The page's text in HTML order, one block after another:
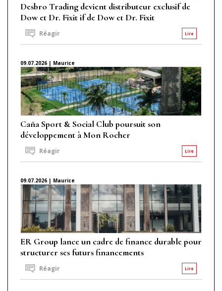
Desbro Trading devient distributeur exclusif de
Dow et Dr. Fixit if de Dow et Dr. Fixit
Lire
Réagir
09.07.2026 | Maurice
Caña Sport & Social Club poursuit son
développement à Mon Rocher
Lire
Réagir
09.07.2026 | Maurice
ER Group lance un cadre de finance durable pour
structurer ses futurs financements
Lire
Réagir